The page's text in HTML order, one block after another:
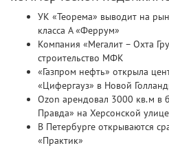
УК «Теорема» выводит на
класса А «Феррум»
Компания «Мегалит – Охта
строительство МФК
«Газпром нефть» открыла
«Цифергауз» в Новой
Ozon арендовал 3000 кв.м в
Правда» на Херсонской улице
В Петербурге открываются
«Практик»